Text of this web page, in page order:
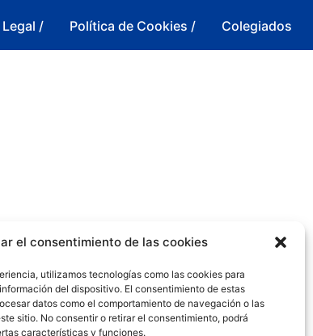
el consentimiento de las cookies
utilizamos tecnologías como las cookies para
del dispositivo. El consentimiento de estas
datos como el comportamiento de navegación o las
sitio. No consentir o retirar el consentimiento, podrá
características y funciones.
/ Política de Cookies / Colegiados